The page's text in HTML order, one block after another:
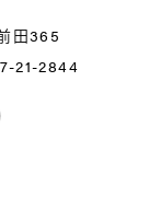
田365
21-2844